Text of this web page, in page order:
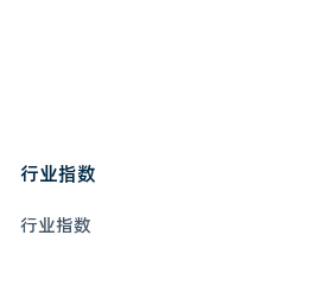
行业指数
行业指数